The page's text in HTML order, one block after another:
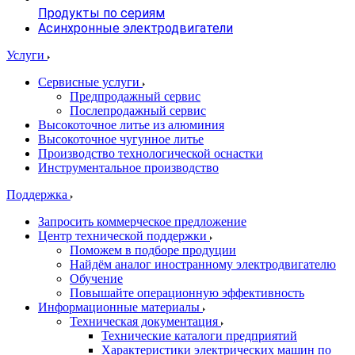
Продукты по сериям
Асинхронные электродвигатели
Услуги
Сервисные услуги
Предпродажный сервис
Послепродажный сервис
Высокоточное литье из алюминия
Высокоточное чугунное литье
Производство технологической оснастки
Инструментальное производство
Поддержка
Запросить коммерческое предложение
Центр технической поддержки
Поможем в подборе продуции
Найдём аналог иностранному электродвигателю
Обучение
Повышайте операционную эффективность
Информационные материалы
Техническая документация
Технические каталоги предприятий
Характеристики электрических машин по